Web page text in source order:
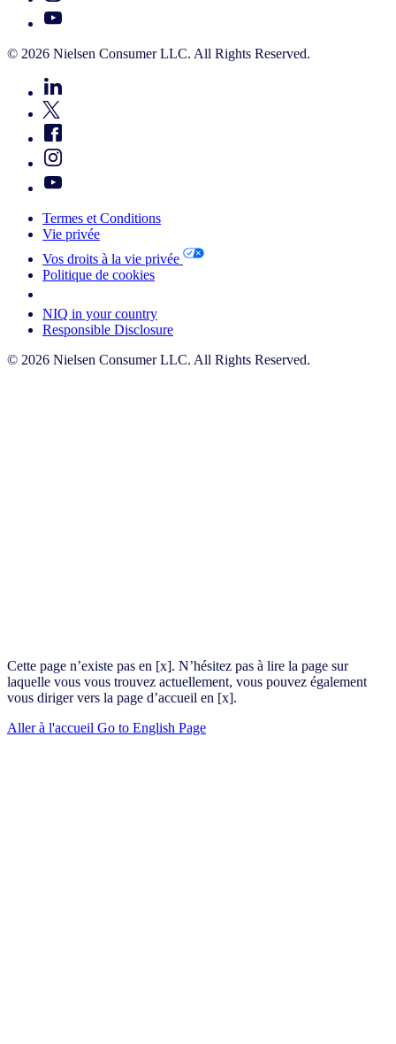
© 2026 Nielsen Consumer LLC. All Rights Reserved.
Termes et Conditions
Vie privée
Vos droits à la vie privée
Politique de cookies
NIQ in your country
Responsible Disclosure
© 2026 Nielsen Consumer LLC. All Rights Reserved.
Cette page n’existe pas en [x]. N’hésitez pas à lire la page sur
laquelle vous vous trouvez actuellement, vous pouvez également
vous diriger vers la page d’accueil en [x].
Aller à l'accueil Go to English Page